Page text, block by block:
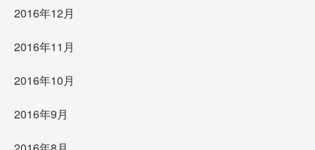
2016年12月
2016年11月
2016年10月
2016年9月